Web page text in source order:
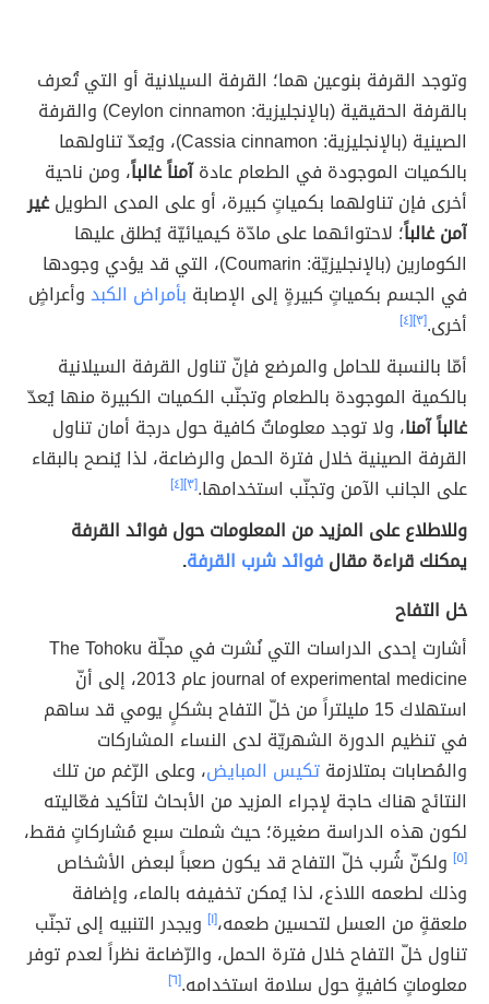
وتوجد القرفة بنوعين هما؛ القرفة السيلانية أو التي تُعرف
بالقرفة الحقيقية (بالإنجليزية: Ceylon cinnamon) والقرفة
الصينية (بالإنجليزية: Cassia cinnamon)، ويُعدّ تناولهما
بالكميات الموجودة في الطعام عادةآمناً غالباً، ومن ناحية
أخرى فإن تناولهما بكمياتٍ كبيرة، أو على المدى الطويلغير
آمن غالباً؛ لاحتوائهما على مادّة كيميائيّة يُطلق عليها
الكومارين (بالإنجليزيّة: Coumarin)، التي قد يؤدي وجودها
في الجسم بكمياتٍ كبيرةٍ إلى الإصابة بأمراض الكبدوأعراضٍ
أخرى.[٣] [٤]
أمّا بالنسبة للحامل والمرضع فإنّ تناول القرفة السيلانية
بالكمية الموجودة بالطعام وتجنّب الكميات الكبيرة منها يُعدّ
غالباً آمنا، ولا توجد معلوماتٌ كافية حول درجة أمان تناول
القرفة الصينية خلال فترة الحمل والرضاعة، لذا يُنصح بالبقاء
على الجانب الآمن وتجنّب استخدامها.[٣] [٤]
وللاطلاع على المزيد من المعلومات حول فوائد القرفة
يمكنك قراءة مقالفوائد شرب القرفة.
خل التفاح
أشارت إحدى الدراسات التي نُشرت في مجلّة The Tohoku
journal of experimental medicine عام 2013، إلى أنّ
استهلاك 15 مليلتراً من خلّ التفاح بشكلٍ يومي قد ساهم
في تنظيم الدورة الشهريّة لدى النساء المشاركات
والمُصابات بمتلازمةتكيس المبايض، وعلى الرّغم من تلك
النتائج هناك حاجة لإجراء المزيد من الأبحاث لتأكيد فعّاليته
لكون هذه الدراسة صغيرة؛ حيث شملت سبع مُشاركاتٍ فقط،
[٥]
ولكنّ شُرب خلّ التفاح قد يكون صعباً لبعض الأشخاص
وذلك لطعمه اللاذع، لذا يُمكن تخفيفه بالماء، وإضافة
ملعقةٍ من العسل لتحسين طعمه،[١] ويجدر التنبيه إلى تجنّب
تناول خلّ التفاح خلال فترة الحمل، والرّضاعة نظراً لعدم توفر
معلوماتٍ كافيةٍ حول سلامة استخدامه.[٦]